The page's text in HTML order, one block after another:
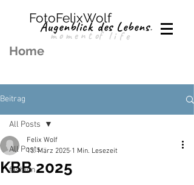
Augenblick des Lebens.
Home
FotoFelixWolf
moment
of life
Beitrag
All Posts
fashion
All Posts
KBB 2025
Felix Wolf
13. März 2025 1 Min. Lesezeit